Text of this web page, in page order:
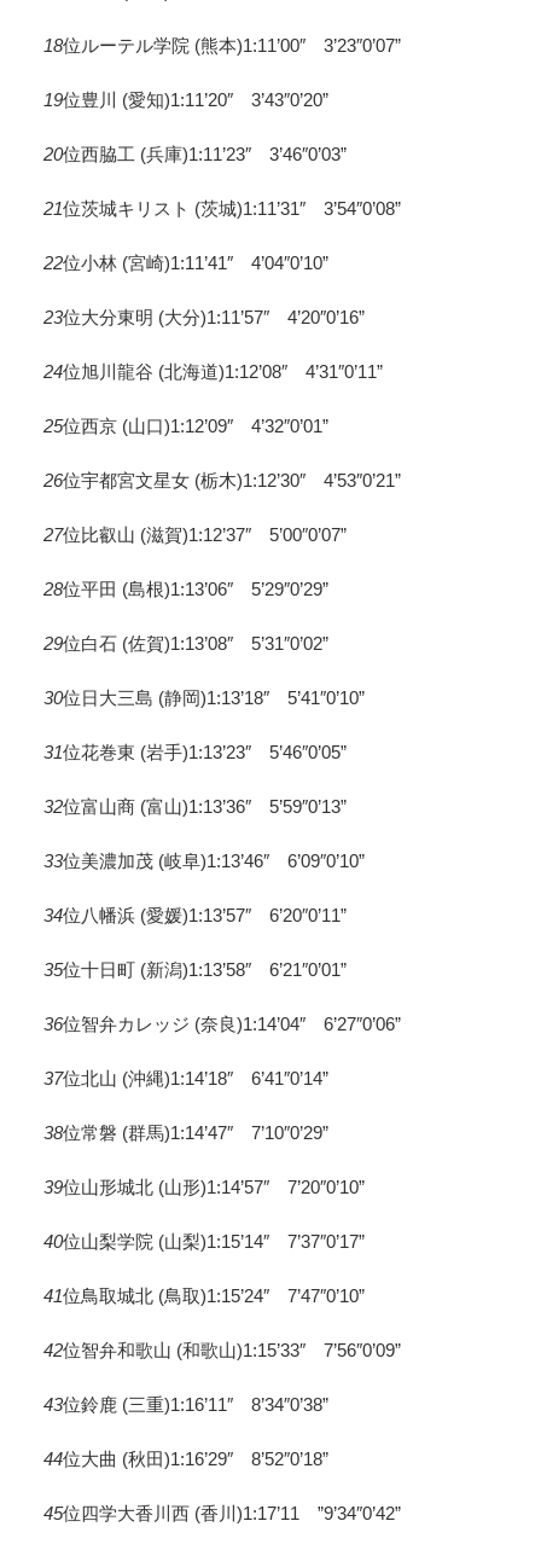
18位ルーテル学院 (熊本)1:11’00″ 3’23″0’07”
19位豊川 (愛知)1:11’20″ 3’43″0’20”
20位西脇工 (兵庫)1:11’23″ 3’46″0’03”
21位茨城キリスト (茨城)1:11’31″ 3’54″0’08”
22位小林 (宮崎)1:11’41″ 4’04″0’10”
23位大分東明 (大分)1:11’57″ 4’20″0’16”
24位旭川龍谷 (北海道)1:12’08″ 4’31″0’11”
25位西京 (山口)1:12’09″ 4’32″0’01”
26位宇都宮文星女 (栃木)1:12’30″ 4’53″0’21”
27位比叡山 (滋賀)1:12’37″ 5’00″0’07”
28位平田 (島根)1:13’06″ 5’29″0’29”
29位白石 (佐賀)1:13’08″ 5’31″0’02”
30位日大三島 (静岡)1:13’18″ 5’41″0’10”
31位花巻東 (岩手)1:13’23″ 5’46″0’05”
32位富山商 (富山)1:13’36″ 5’59″0’13”
33位美濃加茂 (岐阜)1:13’46″ 6’09″0’10”
34位八幡浜 (愛媛)1:13’57″ 6’20″0’11”
35位十日町 (新潟)1:13’58″ 6’21″0’01”
36位智弁カレッジ (奈良)1:14’04″ 6’27″0’06”
37位北山 (沖縄)1:14’18″ 6’41″0’14”
38位常磐 (群馬)1:14’47″ 7’10″0’29”
39位山形城北 (山形)1:14’57″ 7’20″0’10”
40位山梨学院 (山梨)1:15’14″ 7’37″0’17”
41位鳥取城北 (鳥取)1:15’24″ 7’47″0’10”
42位智弁和歌山 (和歌山)1:15’33″ 7’56″0’09”
43位鈴鹿 (三重)1:16’11″ 8’34″0’38”
44位大曲 (秋田)1:16’29″ 8’52″0’18”
45位四学大香川西 (香川)1:17’11 ”9’34″0’42”